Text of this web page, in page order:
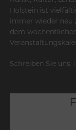
Holstein ist
immer wieder neu
dem
Schreiben Sie uns: